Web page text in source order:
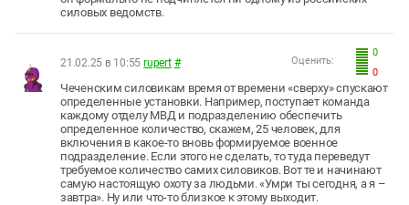
силовых ведомств.
0
0
Оценить:
21.02.25 в 10:55 rupert #
Чеченским силовикам время от времени «сверху» спускают
определенные установки. Например, поступает команда
каждому отделу МВД и подразделению обеспечить
определенное количество, скажем, 25 человек, для
включения в какое-то вновь формируемое военное
подразделение. Если этого не сделать, то туда переведут
требуемое количество самих силовиков. Вот те и начинают
самую настоящую охоту за людьми. «Умри ты сегодня, а я –
завтра». Ну или что-то близкое к этому выходит.